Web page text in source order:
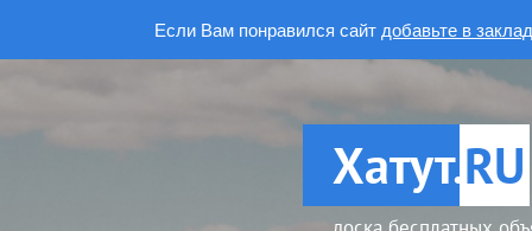
Если Вам понравился сайт добавьте в
Хатут.RU